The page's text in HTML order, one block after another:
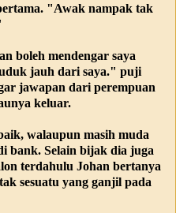
"Awak nampak tak
boleh mendengar saya
jauh dari saya." puji
jawapan dari perempuan
keluar.
walaupun masih muda
bank. Selain bijak dia juga
terdahulu Johan bertanya
sesuatu yang ganjil pada